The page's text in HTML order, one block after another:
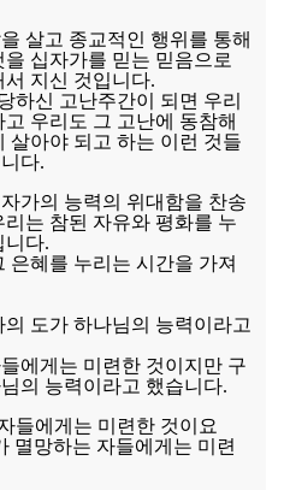
살고 종교적인 행위를 통해
십자가를 믿는 믿음으로
지신 것입니다.
하신 고난주간이 되면 우리
우리도 그 고난에 동참해
살아야 되고 하는 이런 것들
다.
가의 능력의 위대함을 찬송
는 참된 자유와 평화를 누
니다.
은혜를 누리는 시간을 가져
도가 하나님의 능력이라고
에게는 미련한 것이지만 구
의 능력이라고 했습니다.
들에게는 미련한 것이요
멸망하는 자들에게는 미련